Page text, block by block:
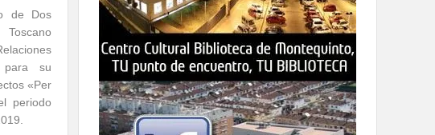
de Dos
para su
«Per
periodo